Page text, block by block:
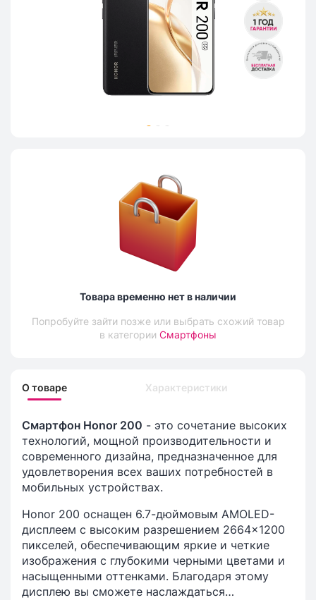
Товара временно нет в наличии
Попробуйте зайти позже или выбрать схожий товар
в категории Смартфоны
О товаре Характеристики
Смартфон Honor 200 - это сочетание высоких
технологий, мощной производительности и
современного дизайна, предназначенное для
удовлетворения всех ваших потребностей в
мобильных устройствах.
Honor 200 оснащен 6.7-дюймовым AMOLED-
дисплеем с высоким разрешением 2664x1200
пикселей, обеспечивающим яркие и четкие
изображения с глубокими черными цветами и
насыщенными оттенками. Благодаря этому
дисплею вы сможете наслаждаться